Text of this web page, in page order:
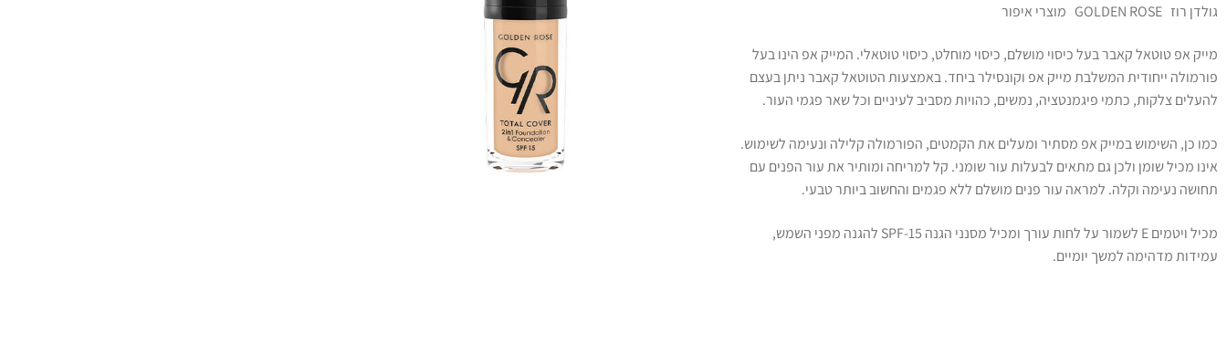
גולדן רוז GOLDEN ROSE מוצרי איפור
מייק אפ טוטאל קאבר בעל כיסוי מושלם, כיסוי מוחלט, כיסוי טוטאלי. המייק אפ הינו בעל
פורמולה ייחודית המשלבת מייק אפ וקונסילר ביחד. באמצעות הטוטאל קאבר ניתן בעצם
להעלים צלקות, כתמי פיגמנטציה, נמשים, כהויות מסביב לעיניים וכל שאר פגמי העור.
כמו כן, השימוש במייק אפ מסתיר ומעלים את הקמטים, הפורמולה קלילה ונעימה לשימוש.
אינו מכיל שומן ולכן גם מתאים לבעלות עור שומני. קל למריחה ומותיר את עור הפנים עם
תחושה נעימה וקלה. למראה עור פנים מושלם ללא פגמים והחשוב ביותר טבעי.
מכיל ויטמים E לשמור על לחות עורך ומכיל מסנני הגנה SPF-15 להגנה מפני השמש,
עמידות מדהימה למשך יומיים.